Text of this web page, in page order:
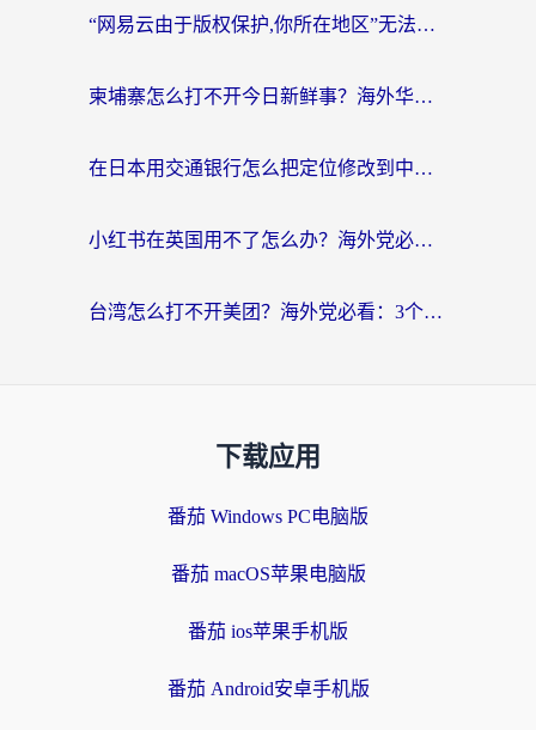
“网易云由于版权保护,你所在地区”无法播放？海外党听国内音乐听书的加速器选择指南
柬埔寨怎么打不开今日新鲜事？海外华人追剧看新闻的加速器选择指南
在日本用交通银行怎么把定位修改到中国国内？海外党必备实用指南（附追剧支付社交全解）
小红书在英国用不了怎么办？海外党必看的回国加速解决方案
台湾怎么打不开美团？海外党必看：3个实用技巧解决国内App地区限制难题
下载应用
番茄 Windows PC电脑版
番茄 macOS苹果电脑版
番茄 ios苹果手机版
番茄 Android安卓手机版